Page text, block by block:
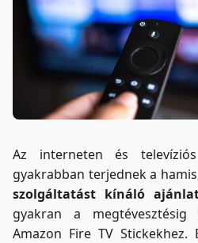
Az interneten és
gyakrabban terjednek a
szolgáltatást kínáló
gyakran a
Amazon Fire TV